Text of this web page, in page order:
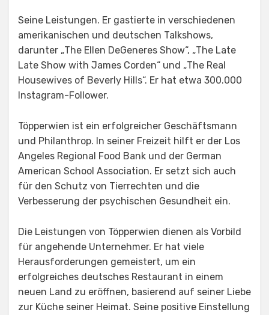
Seine Leistungen. Er gastierte in verschiedenen
amerikanischen und deutschen Talkshows,
darunter „The Ellen DeGeneres Show“, „The Late
Late Show with James Corden“ und „The Real
Housewives of Beverly Hills“. Er hat etwa 300.000
Instagram-Follower.
Töpperwien ist ein erfolgreicher Geschäftsmann
und Philanthrop. In seiner Freizeit hilft er der Los
Angeles Regional Food Bank und der German
American School Association. Er setzt sich auch
für den Schutz von Tierrechten und die
Verbesserung der psychischen Gesundheit ein.
Die Leistungen von Töpperwien dienen als Vorbild
für angehende Unternehmer. Er hat viele
Herausforderungen gemeistert, um ein
erfolgreiches deutsches Restaurant in einem
neuen Land zu eröffnen, basierend auf seiner Liebe
zur Küche seiner Heimat. Seine positive Einstellung